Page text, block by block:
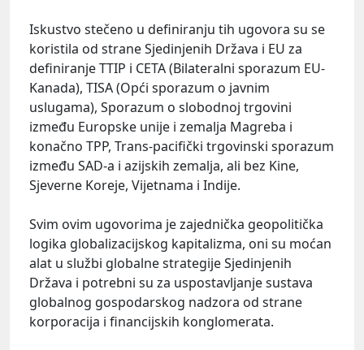
Iskustvo stečeno u definiranju tih ugovora su se
koristila od strane Sjedinjenih Država i EU za
definiranje TTIP i CETA (Bilateralni sporazum EU-
Kanada), TISA (Opći sporazum o javnim
uslugama), Sporazum o slobodnoj trgovini
između Europske unije i zemalja Magreba i
konačno TPP, Trans-pacifički trgovinski sporazum
između SAD-a i azijskih zemalja, ali bez Kine,
Sjeverne Koreje, Vijetnama i Indije.
Svim ovim ugovorima je zajednička geopolitička
logika globalizacijskog kapitalizma, oni su moćan
alat u službi globalne strategije Sjedinjenih
Država i potrebni su za uspostavljanje sustava
globalnog gospodarskog nadzora od strane
korporacija i financijskih konglomerata.